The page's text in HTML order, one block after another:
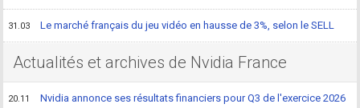
31.03 Le marché français du jeu vidéo en hausse de 3%, selon le SELL
Actualités et archives de Nvidia France
20.11 Nvidia annonce ses résultats financiers pour Q3 de l'exercice 2026